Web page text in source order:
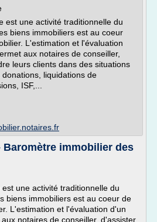
est une activité traditionnelle du
biens immobiliers est au coeur
L'estimation et l'évaluation
aux notaires de conseiller,
leurs clients dans des situations
liquidations de
ISF,...
Baromètre immobilier des
une activité traditionnelle du
biens immobiliers est au coeur de
L'estimation et l'évaluation d'un
notaires de conseiller, d'assister